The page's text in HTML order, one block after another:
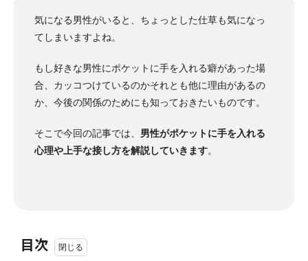
気になる男性がいると、ちょっとした仕草も気になっ
てしまいますよね。
もし好きな男性にポケットに手を入れる癖があった場
合、カッコつけているのかそれとも他に理由があるの
か、今後の関係のためにも知っておきたいものです。
そこで今回の記事では、 男性がポケットに手を入れる
心理や上手な接し方を解説していきます。
目次